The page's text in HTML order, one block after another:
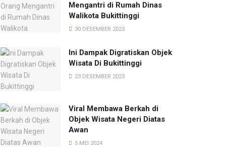
Mengantri di Rumah Dinas
Walikota Bukittinggi
30 DESEMBER 2023
Ini Dampak Digratiskan Objek
Wisata Di Bukittinggi
23 DESEMBER 2023
Viral Membawa Berkah di
Objek Wisata Negeri Diatas
Awan
5 MEI 2024